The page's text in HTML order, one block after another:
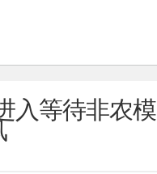
入等待非农模